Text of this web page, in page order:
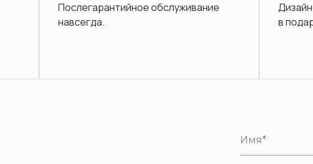
Дизайнерские услуги и дизайн-проект
в подарок.